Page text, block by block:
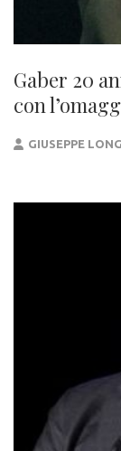
Gaber 20
con
GIUSEPPE